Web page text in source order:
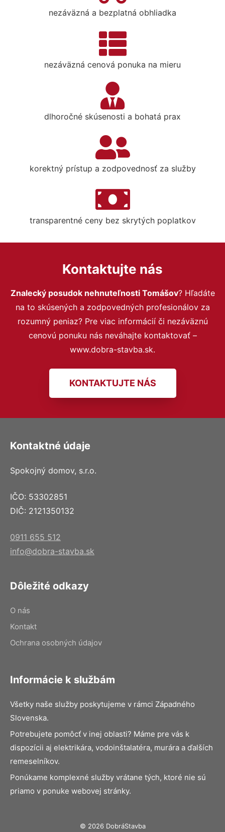
nezáväzná a bezplatná obhliadka
nezáväzná cenová ponuka na mieru
dlhoročné skúsenosti a bohatá prax
korektný prístup a zodpovednosť za služby
transparentné ceny bez skrytých poplatkov
Kontaktujte nás
Znalecký posudok nehnuteľnosti Tomášov? Hľadáte
na to skúsených a zodpovedných profesionálov za
rozumný peniaz? Pre viac informácií či nezáväznú
cenovú ponuku nás neváhajte kontaktovať –
www.dobra-stavba.sk.
KONTAKTUJTE NÁS
Kontaktné údaje
Spokojný domov, s.r.o.
IČO: 53302851
DIČ: 2121350132
0911 655 512
info@dobra-stavba.sk
Dôležité odkazy
O nás
Kontakt
Ochrana osobných údajov
Informácie k službám
Všetky naše služby poskytujeme v rámci Západného
Slovenska.
Potrebujete pomôcť v inej oblasti? Máme pre vás k
dispozícii aj elektrikára, vodoinštalatéra, murára a ďalších
remeselníkov.
Ponúkame komplexné služby vrátane tých, ktoré nie sú
priamo v ponuke webovej stránky.
© 2026 DobráStavba